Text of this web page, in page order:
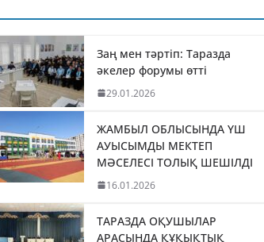
Заң мен тәртіп: Таразда
әкелер форумы өтті
29.01.2026
ЖАМБЫЛ ОБЛЫСЫНДА ҮШ
АУЫСЫМДЫ МЕКТЕП
МӘСЕЛЕСІ ТОЛЫҚ ШЕШІЛДІ
16.01.2026
ТАРАЗДА ОҚУШЫЛАР
АРАСЫНДА ҚҰҚЫҚТЫҚ
ХОЛДИНГІНІҢ
БАСШЫСЫН
ҚАБЫЛДАДЫ